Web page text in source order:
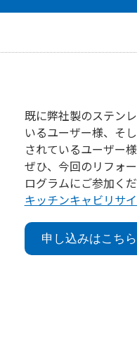
既に弊社製のステン
いるユーザー様、そ
されているユーザー様
ぜひ、今回のリフォ
ログラムにご参加くだ
キッチンキャビリサ
申し込みはこちら